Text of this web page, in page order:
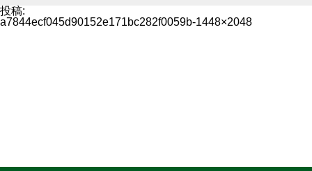
サ
イ
ズ
投稿:
a7844ecf045d90152e171bc282f0059b-1448×2048